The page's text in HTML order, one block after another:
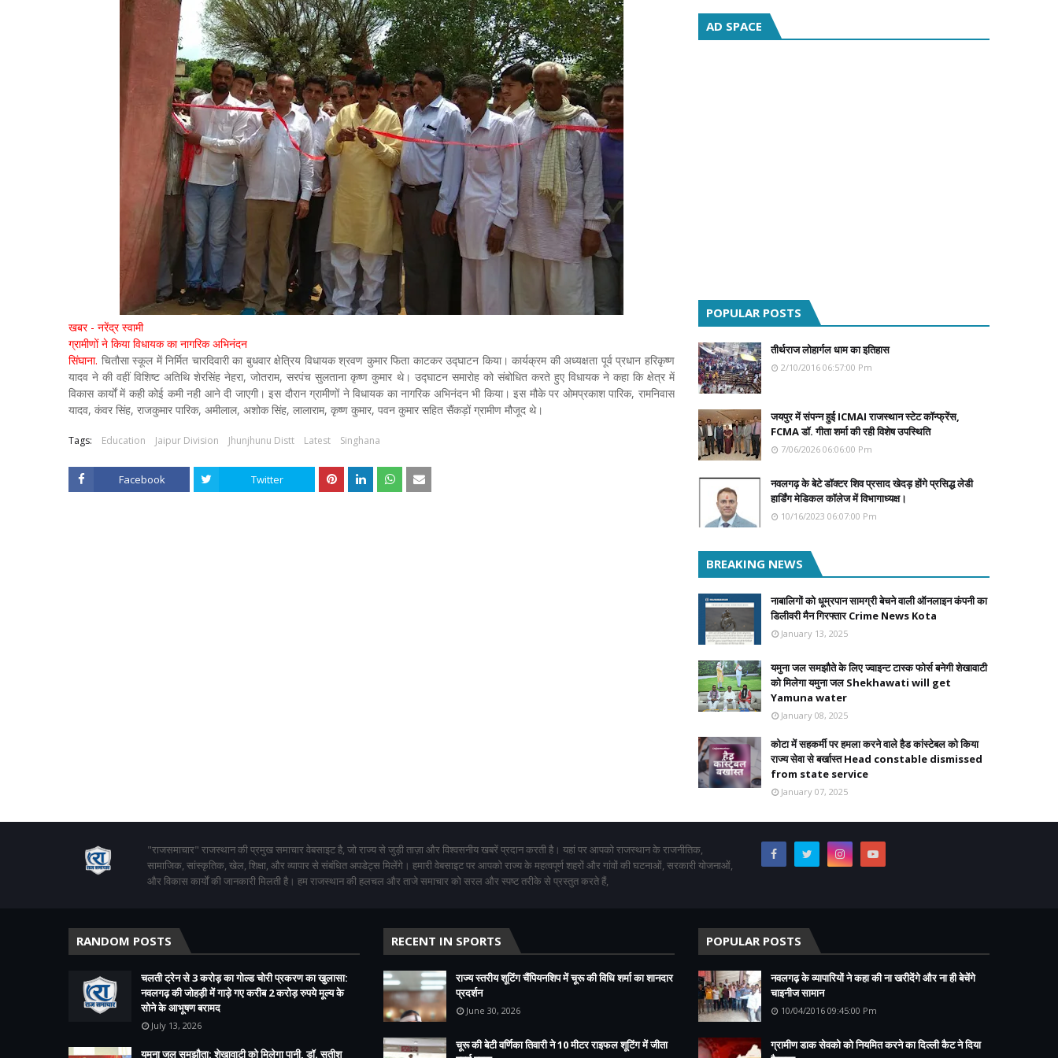
खबर - नरेंद्र स्वामी
ग्रामीणों ने किया विधायक का नागरिक अभिनंदन
सिंघाना. चितौसा स्कूल में निर्मित चारदिवारी का बुधवार क्षेत्रिय विधायक श्रवण कुमार फिता काटकर उद्घाटन किया। कार्यक्रम की अध्यक्षता पूर्व प्रधान हरिकृष्ण
यादव ने की वहीं विशिष्ट अतिथि शेरसिंह नेहरा, जोतराम, सरपंच सुलताना कृष्ण कुमार थे। उद्घाटन समारोह को संबोधित करते हुए विधायक ने कहा कि क्षेत्र में
विकास कार्यों में कही कोई कमी नही आने दी जाएगी। इस दौरान ग्रामीणों ने विधायक का नागरिक अभिनंदन भी किया। इस मौके पर ओमप्रकाश पारिक, रामनिवास
यादव, कंवर सिंह, राजकुमार पारिक, अमीलाल, अशोक सिंह, लालाराम, कृष्ण कुमार, पवन कुमार सहित सैंकड़ों ग्रामीण मौजूद थे।
Tags: Education Jaipur Division Jhunjhunu Distt Latest Singhana
Facebook Twitter
AD SPACE
POPULAR POSTS
तीर्थराज लोहार्गल धाम का इतिहास
2/10/2016 06:57:00 Pm
जयपुर में संपन्न हुई ICMAI राजस्थान स्टेट कॉन्फ्रेंस,
FCMA डॉ. गीता शर्मा की रही विशेष उपस्थिति
7/06/2026 06:06:00 Pm
नवलगढ़ के बेटे डॉक्टर शिव प्रसाद खेदड़ होंगे प्रसिद्ध लेडी
हार्डिंग मेडिकल कॉलेज में विभागाध्यक्ष।
10/16/2023 06:07:00 Pm
BREAKING NEWS
नाबालिगों को धूम्रपान सामग्री बेचने वाली ऑनलाइन कंपनी का
डिलीवरी मैन गिरफ्तार Crime News Kota
January 13, 2025
यमुना जल समझौते के लिए ज्वाइन्ट टास्क फोर्स बनेगी शेखावाटी
को मिलेगा यमुना जल Shekhawati will get
Yamuna water
January 08, 2025
कोटा में सहकर्मी पर हमला करने वाले हैड कांस्टेबल को किया
राज्य सेवा से बर्खास्त Head constable dismissed
from state service
January 07, 2025
"राजसमाचार" राजस्थान की प्रमुख समाचार वेबसाइट है, जो राज्य से जुड़ी ताज़ा और विश्वसनीय खबरें प्रदान करती है। यहां पर आपको राजस्थान के राजनीतिक,
सामाजिक, सांस्कृतिक, खेल, शिक्षा, और व्यापार से संबंधित अपडेट्स मिलेंगे। हमारी वेबसाइट पर आपको राज्य के महत्वपूर्ण शहरों और गांवों की घटनाओं, सरकारी योजनाओं,
और विकास कार्यों की जानकारी मिलती है। हम राजस्थान की हलचल और ताजे समाचार को सरल और स्पष्ट तरीके से प्रस्तुत करते हैं,
RANDOM POSTS
चलती ट्रेन से 3 करोड़ का गोल्ड चोरी प्रकरण का खुलासा:
नवलगढ़ की जोहड़ी में गाड़े गए करीब 2 करोड़ रुपये मूल्य के
सोने के आभूषण बरामद
July 13, 2026
यमुना जल समझौता: शेखावाटी को मिलेगा पानी, डॉ. सतीश
RECENT IN SPORTS
राज्य स्तरीय शूटिंग चैंपियनशिप में चूरू की विधि शर्मा का शानदार
प्रदर्शन
June 30, 2026
चूरू की बेटी वर्णिका तिवारी ने 10 मीटर राइफल शूटिंग में जीता
POPULAR POSTS
नवलगढ़ के व्यापारियों ने कहा की ना खरीदेंगे और ना ही बेचेंगे
चाइनीज सामान
10/04/2016 09:45:00 Pm
ग्रामीण डाक सेवको को नियमित करने का दिल्ली कैट ने दिया